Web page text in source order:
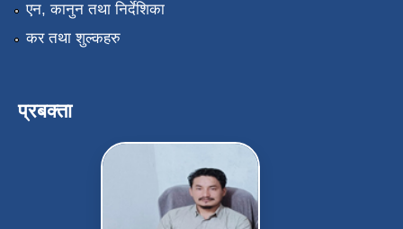
एन, कानुन तथा निर्देशिका
कर तथा शुल्कहरु
प्रबक्ता